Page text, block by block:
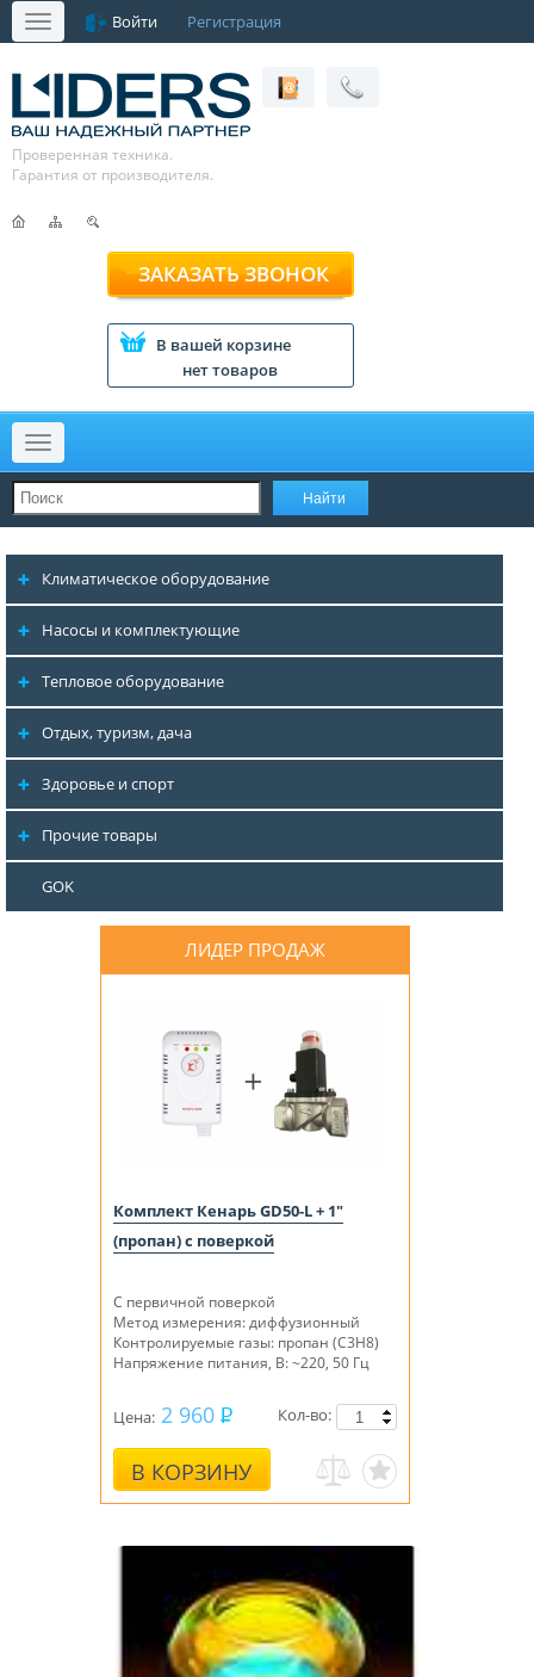
Меню Войти Регистрация
Проверенная техника.
Гарантия от производителя.
ЗАКАЗАТЬ ЗВОНОК
В вашей корзине
нет товаров
Меню
Климатическое оборудование
Насосы и комплектующие
Тепловое оборудование
Отдых, туризм, дача
Здоровье и спорт
Прочие товары
GOK
ЛИДЕР ПРОДАЖ
Комплект Кенарь GD50-L + 1"
(пропан) с поверкой
С первичной поверкой
Метод измерения: диффузионный
Контролируемые газы: пропан (C3H8)
Напряжение питания, В: ~220, 50 Гц
Цена: 2 960
В КОРЗИНУ
Кол-во: